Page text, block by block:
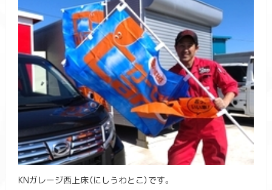
KNガレージ西上床（にしうわとこ）です。